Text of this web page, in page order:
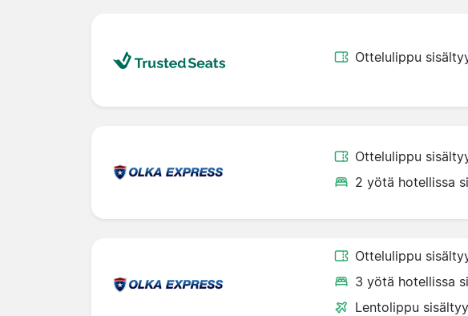
Ottelulippu
Ottelulippu
2 yötä hotellissa
Ottelulippu
3 yötä hotellissa
Lentolippu sisältyy